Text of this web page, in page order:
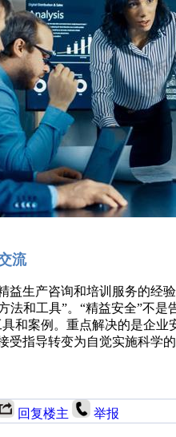
流
益生产咨询和培训服务的经
法和工具”。“精益安全”不
和案例。重点解决的是企
受指导转变为自觉实施科学
回复楼主 举报